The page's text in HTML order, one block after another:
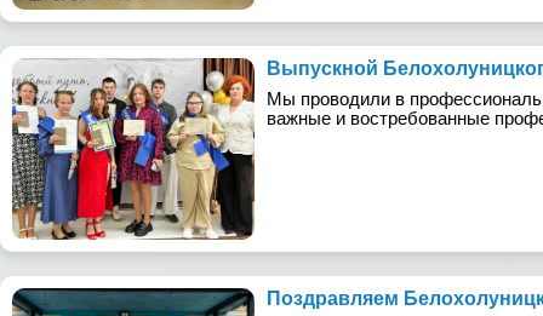
Выпускной
Мы проводили в
важные и востребованные
Поздравляем